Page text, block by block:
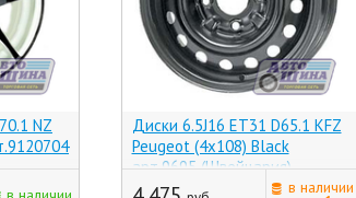
NZ
Диски 6.5J16 ET31 D65.1 KFZ
Peugeot (4x108) Black
арт.9695 (Швейцария)
в наличии